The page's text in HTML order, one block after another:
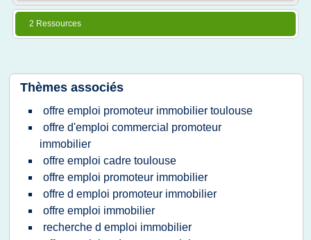
2 Ressources
Thèmes associés
offre emploi promoteur immobilier toulouse
offre d'emploi commercial promoteur
immobilier
offre emploi cadre toulouse
offre emploi promoteur immobilier
offre d emploi promoteur immobilier
offre emploi immobilier
recherche d emploi immobilier